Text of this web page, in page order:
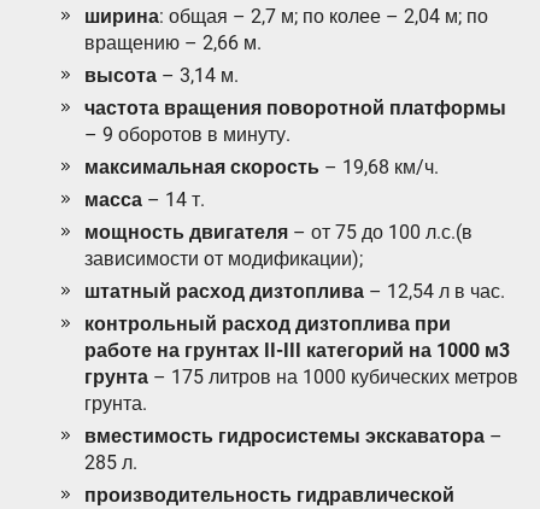
ширина: общая – 2,7 м; по колее – 2,04 м; по
вращению – 2,66 м.
высота – 3,14 м.
частота вращения поворотной платформы
– 9 оборотов в минуту.
максимальная скорость – 19,68 км/ч.
масса – 14 т.
мощность двигателя – от 75 до 100 л.с.(в
зависимости от модификации);
штатный расход дизтоплива – 12,54 л в час.
контрольный расход дизтоплива при
работе на грунтах II-III категорий на 1000 м3
грунта – 175 литров на 1000 кубических метров
грунта.
вместимость гидросистемы экскаватора –
285 л.
производительность гидравлической